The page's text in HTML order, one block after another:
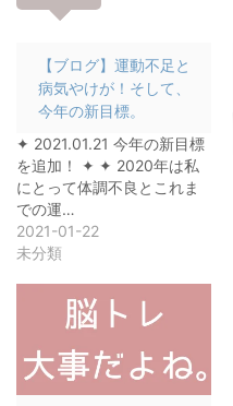
【ブログ】運動不足と
病気やけが！そして、
今年の新目標。
✦ 2021.01.21 今年の新目標
を追加！ ✦ ✦ 2020年は私
にとって体調不良とこれま
での運…
2021-01-22
未分類